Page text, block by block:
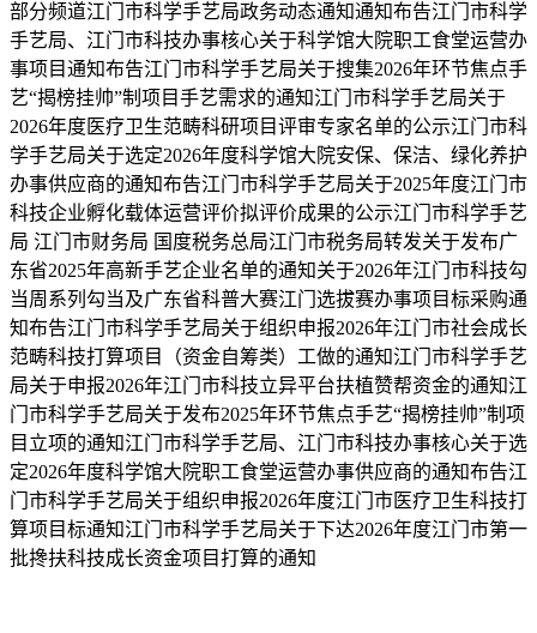
部分频道江门市科学手艺局政务动态通知通知布告江门市科学
手艺局、江门市科技办事核心关于科学馆大院职工食堂运营办
事项目通知布告江门市科学手艺局关于搜集2026年环节焦点手
艺“揭榜挂帅”制项目手艺需求的通知江门市科学手艺局关于
2026年度医疗卫生范畴科研项目评审专家名单的公示江门市科
学手艺局关于选定2026年度科学馆大院安保、保洁、绿化养护
办事供应商的通知布告江门市科学手艺局关于2025年度江门市
科技企业孵化载体运营评价拟评价成果的公示江门市科学手艺
局 江门市财务局 国度税务总局江门市税务局转发关于发布广
东省2025年高新手艺企业名单的通知关于2026年江门市科技勾
当周系列勾当及广东省科普大赛江门选拔赛办事项目标采购通
知布告江门市科学手艺局关于组织申报2026年江门市社会成长
范畴科技打算项目（资金自筹类）工做的通知江门市科学手艺
局关于申报2026年江门市科技立异平台扶植赞帮资金的通知江
门市科学手艺局关于发布2025年环节焦点手艺“揭榜挂帅”制项
目立项的通知江门市科学手艺局、江门市科技办事核心关于选
定2026年度科学馆大院职工食堂运营办事供应商的通知布告江
门市科学手艺局关于组织申报2026年度江门市医疗卫生科技打
算项目标通知江门市科学手艺局关于下达2026年度江门市第一
批搀扶科技成长资金项目打算的通知